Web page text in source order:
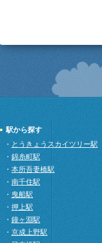
駅から探す
・ とうきょうスカイツリー駅
・ 錦糸町駅
・ 本所吾妻橋駅
・ 南千住駅
・ 曳船駅
・ 押上駅
・ 鐘ヶ淵駅
・ 京成上野駅